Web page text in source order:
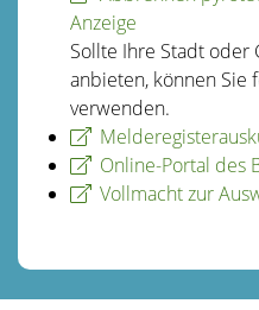
Anzeige
Sollte Ihre Stadt oder
anbieten, können Sie
verwenden.
Online-Portal des
Vollmacht zur